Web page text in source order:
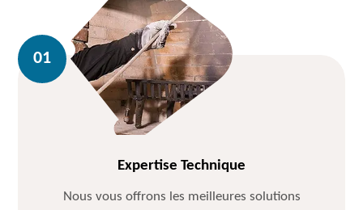
Expertise Technique
Nous vous offrons les meilleures solutions